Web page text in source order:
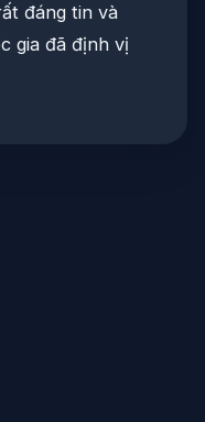
đáng tin và
gia đã định vị